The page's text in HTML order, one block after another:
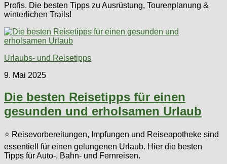
Profis. Die besten Tipps zu Ausrüstung, Tourenplanung &
winterlichen Trails!
Urlaubs- und Reisetipps
9. Mai 2025
Die besten Reisetipps für einen
gesunden und erholsamen Urlaub
⭐ Reisevorbereitungen, Impfungen und Reiseapotheke sind
essentiell für einen gelungenen Urlaub. Hier die besten
Tipps für Auto-, Bahn- und Fernreisen.